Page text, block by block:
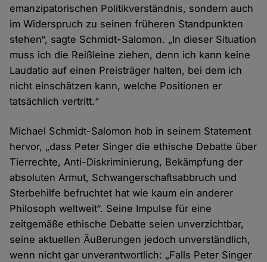
emanzipatorischen Politikverständnis, sondern auch
im Widerspruch zu seinen früheren Standpunkten
stehen“, sagte Schmidt-Salomon. „In dieser Situation
muss ich die Reißleine ziehen, denn ich kann keine
Laudatio auf einen Preisträger halten, bei dem ich
nicht einschätzen kann, welche Positionen er
tatsächlich vertritt.“
Michael Schmidt-Salomon hob in seinem Statement
hervor, „dass Peter Singer die ethische Debatte über
Tierrechte, Anti-Diskriminierung, Bekämpfung der
absoluten Armut, Schwangerschaftsabbruch und
Sterbehilfe befruchtet hat wie kaum ein anderer
Philosoph weltweit“. Seine Impulse für eine
zeitgemäße ethische Debatte seien unverzichtbar,
seine aktuellen Äußerungen jedoch unverständlich,
wenn nicht gar unverantwortlich: „Falls Peter Singer